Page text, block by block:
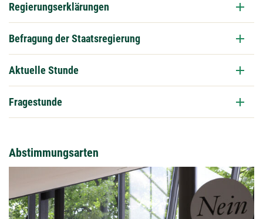
Regierungserklärungen
Befragung der Staatsregierung
Aktuelle Stunde
Fragestunde
Abstimmungsarten